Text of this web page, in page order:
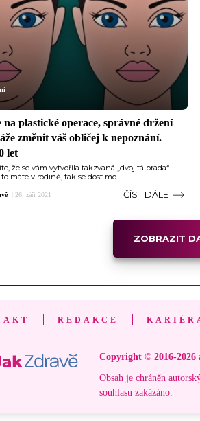
na plastické operace, správné držení
změnit váš obličej k nepoznání.
let
že se vám vytvořila takzvaná „dvojitá brada“
máte v rodině, tak se dost mo...
26. září 2021 ČÍST DÁLE
ZOBRAZIT
REDAKCE
Copyright © 2016-2026
Obsah je chráněn
souhlasu zakázáno.